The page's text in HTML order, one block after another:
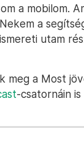
a mobilom.
a
utam
a Most
-csatornáin